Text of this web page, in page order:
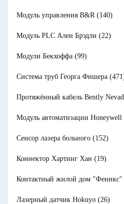
Модуль управления B&R (140)
Модуль PLC Ален Брэдли (22)
Модули Бекхоффа (99)
Система труб Георга Фишера
Протяжённый кабель Bently
Модуль автоматизации Honeywell
Сенсор лазера больного (152)
Коннектор Хартинг Хан (19)
Контактный жилой дом "Феникс"
Лазерный датчик Hokuyo (26)